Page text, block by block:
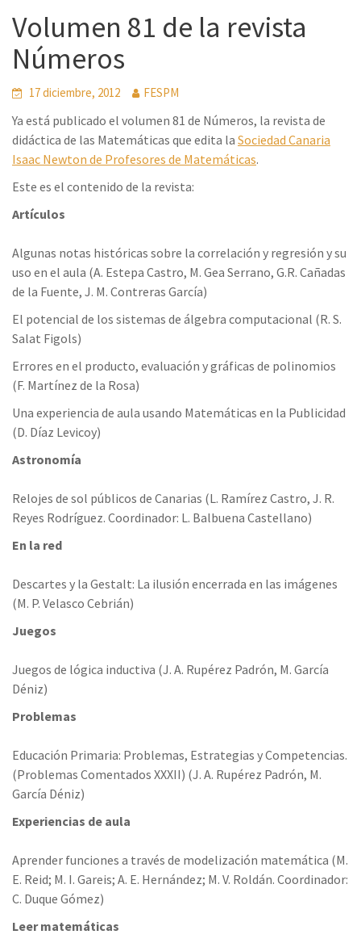
Volumen 81 de la revista
Números
17 diciembre, 2012 FESPM
Ya está publicado el volumen 81 de Números, la revista de
didáctica de las Matemáticas que edita la Sociedad Canaria
Isaac Newton de Profesores de Matemáticas.
Este es el contenido de la revista:
Artículos
Algunas notas históricas sobre la correlación y regresión y su
uso en el aula (A. Estepa Castro, M. Gea Serrano, G.R. Cañadas
de la Fuente, J. M. Contreras García)
El potencial de los sistemas de álgebra computacional (R. S.
Salat Figols)
Errores en el producto, evaluación y gráficas de polinomios
(F. Martínez de la Rosa)
Una experiencia de aula usando Matemáticas en la Publicidad
(D. Díaz Levicoy)
Astronomía
Relojes de sol públicos de Canarias (L. Ramírez Castro, J. R.
Reyes Rodríguez. Coordinador: L. Balbuena Castellano)
En la red
Descartes y la Gestalt: La ilusión encerrada en las imágenes
(M. P. Velasco Cebrián)
Juegos
Juegos de lógica inductiva (J. A. Rupérez Padrón, M. García
Déniz)
Problemas
Educación Primaria: Problemas, Estrategias y Competencias.
(Problemas Comentados XXXII) (J. A. Rupérez Padrón, M.
García Déniz)
Experiencias de aula
Aprender funciones a través de modelización matemática (M.
E. Reid; M. I. Gareis; A. E. Hernández; M. V. Roldán. Coordinador:
C. Duque Gómez)
Leer matemáticas